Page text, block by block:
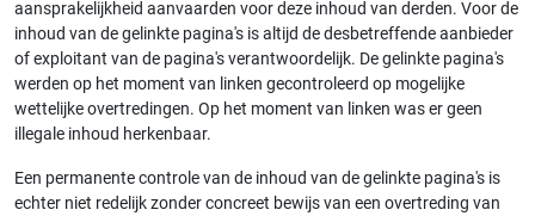
aansprakelijkheid aanvaarden voor deze inhoud van derden. Voor de
inhoud van de gelinkte pagina's is altijd de desbetreffende aanbieder
of exploitant van de pagina's verantwoordelijk. De gelinkte pagina's
werden op het moment van linken gecontroleerd op mogelijke
wettelijke overtredingen. Op het moment van linken was er geen
illegale inhoud herkenbaar.
Een permanente controle van de inhoud van de gelinkte pagina's is
echter niet redelijk zonder concreet bewijs van een overtreding van